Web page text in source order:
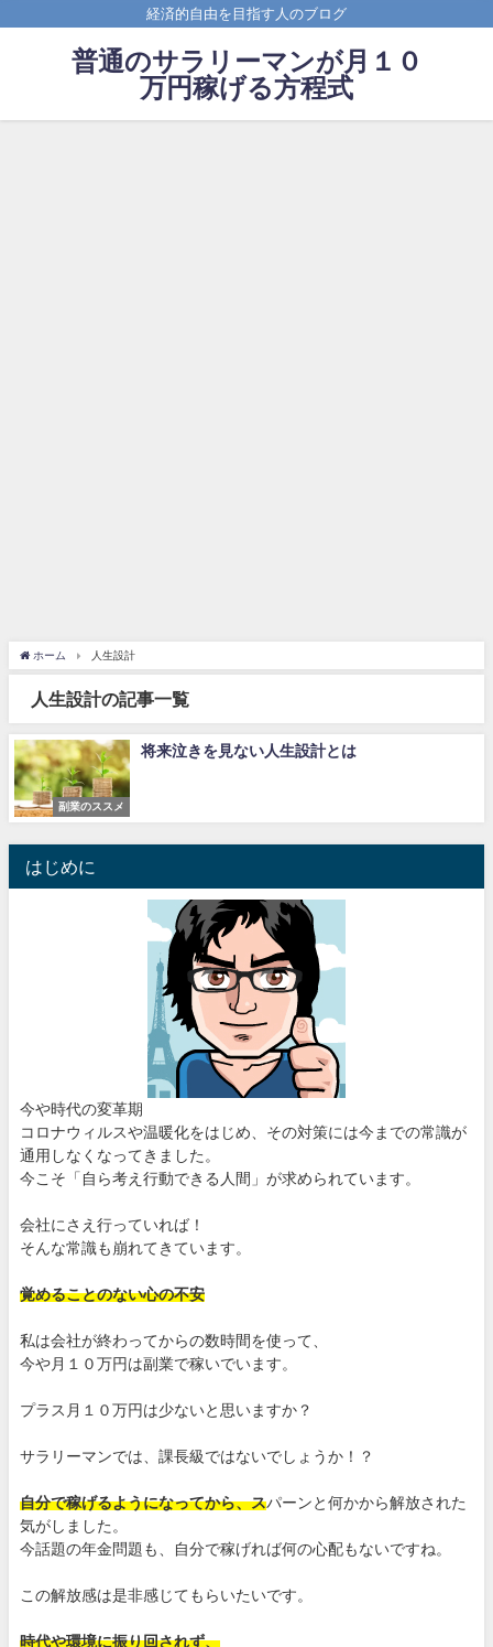
経済的自由を目指す人のブログ
普通のサラリーマンが月１０
万円稼げる方程式
ホーム 人生設計
人生設計の記事一覧
副業のススメ
将来泣きを見ない人生設計とは
はじめに
今や時代の変革期
コロナウィルスや温暖化をはじめ、その対策には今までの常識が
通用しなくなってきました。
今こそ「自ら考え行動できる人間」が求められています。
会社にさえ行っていれば！
そんな常識も崩れてきています。
覚めることのない心の不安
私は会社が終わってからの数時間を使って、
今や月１０万円は副業で稼いでいます。
プラス月１０万円は少ないと思いますか？
サラリーマンでは、課長級ではないでしょうか！？
自分で稼げるようになってから、スパーンと何かから解放された
気がしました。
今話題の年金問題も、自分で稼げれば何の心配もないですね。
この解放感は是非感じてもらいたいです。
時代や環境に振り回されず、